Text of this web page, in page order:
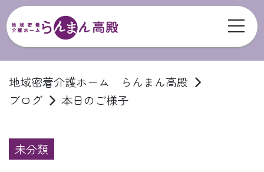
地域密着介護ホーム らんまん高殿
ブログ
本日のご様子
未分類